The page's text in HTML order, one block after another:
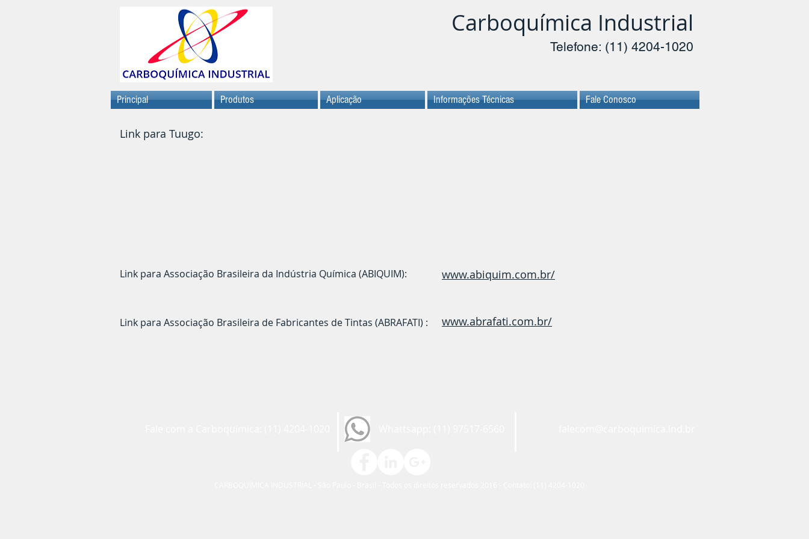
Carboquímica Industrial
Telefone: (11) 4204-1020
Principal Produtos Aplicação Informações Técnicas Fale Conosco
Link para Tuugo:
Link para Associação Brasileira da Indústria Química (ABIQUIM): www.abiquim.com.br/
Link para Associação Brasileira de Fabricantes de Tintas (ABRAFATI) : www.abrafati.com.br/